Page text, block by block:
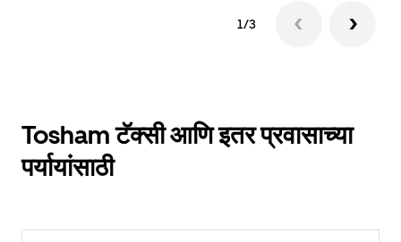
1/3
Tosham टॅक्सी आणि इतर प्रवासाच्या
पर्यायांसाठी